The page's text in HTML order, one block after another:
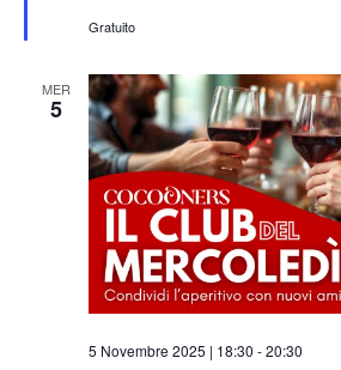
i
Gratuito
MER
5
5 Novembre 2025 | 18:30 -20:30